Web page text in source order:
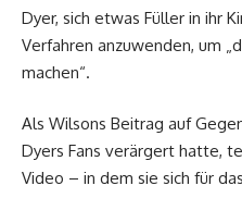
Dyer, sich etwas Füller in ihr
Verfahren anzuwenden, um
machen“.
Als Wilsons Beitrag auf
Dyers Fans verärgert hatte,
Video – in dem sie sich für